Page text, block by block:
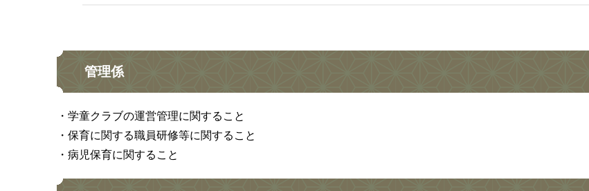
管理係
・学童クラブの運営管理に関すること
・保育に関する職員研修等に関すること
・病児保育に関すること